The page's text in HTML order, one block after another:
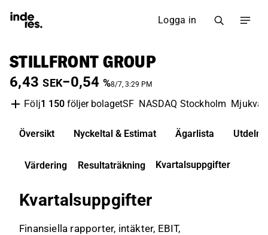
Logga in
STILLFRONT GROUP
6,43 SEK−0,54 %8/7, 3:29 PM
Följ1 150 följer bolagetSF NASDAQ Stockholm
Översikt Nyckeltal & Estimat Ägarlista
Värdering Resultaträkning Kvartalsuppgifter
Kvartalsuppgifter
Finansiella rapporter, intäkter, EBIT,